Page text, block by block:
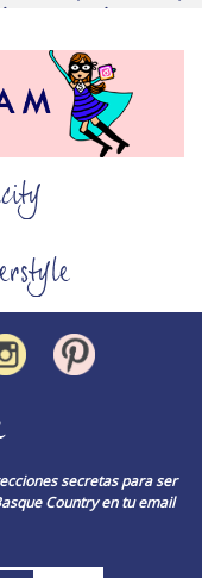
secretas para ser
Country en tu email